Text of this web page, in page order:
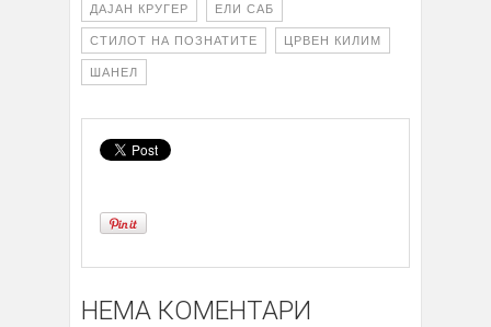
ДАЈАН КРУГЕР ЕЛИ САБ
СТИЛОТ НА ПОЗНАТИТЕ ЦРВЕН КИЛИМ
ШАНЕЛ
НЕМА КОМЕНТАРИ